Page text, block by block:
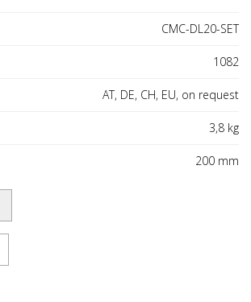
CMC-DL20-SET
1082
AT, DE, CH, EU, on request
3,8 kg
200 mm